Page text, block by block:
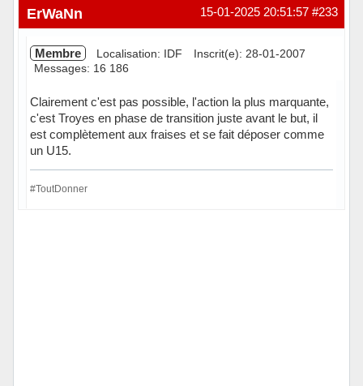
Hors ligne #233
15-01-2025 20:51:57
ErWaNn
Membre Localisation: IDF
Inscrit(e): 28-01-2007
Messages: 16 186
Clairement c'est pas possible, l'action la plus marquante,
c'est Troyes en phase de transition juste avant le but, il
est complètement aux fraises et se fait déposer comme
un U15.
#ToutDonner